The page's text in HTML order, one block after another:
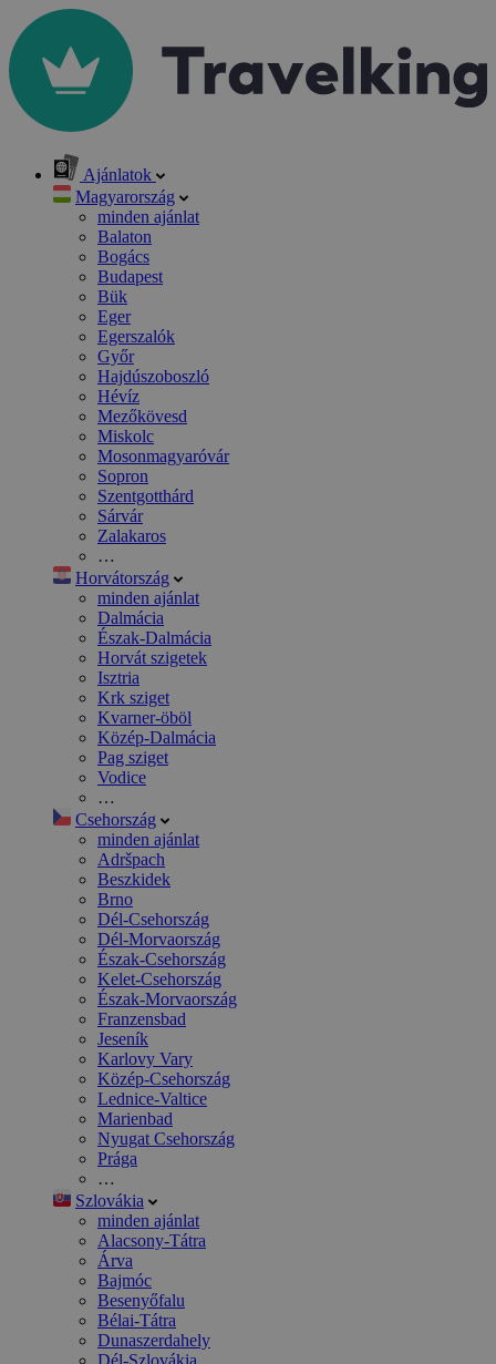
Ajánlatok
Magyarország
minden ajánlat
Balaton
Bogács
Budapest
Bük
Eger
Egerszalók
Győr
Hajdúszoboszló
Hévíz
Mezőkövesd
Miskolc
Mosonmagyaróvár
Sopron
Szentgotthárd
Sárvár
Zalakaros
…
Horvátország
minden ajánlat
Dalmácia
Észak-Dalmácia
Horvát szigetek
Isztria
Krk sziget
Kvarner-öböl
Közép-Dalmácia
Pag sziget
Vodice
…
Csehország
minden ajánlat
Adršpach
Beszkidek
Brno
Dél-Csehország
Dél-Morvaország
Észak-Csehország
Kelet-Csehország
Észak-Morvaország
Franzensbad
Jeseník
Karlovy Vary
Közép-Csehország
Lednice-Valtice
Marienbad
Nyugat Csehország
Prága
…
Szlovákia
minden ajánlat
Alacsony-Tátra
Árva
Bajmóc
Besenyőfalu
Bélai-Tátra
Dunaszerdahely